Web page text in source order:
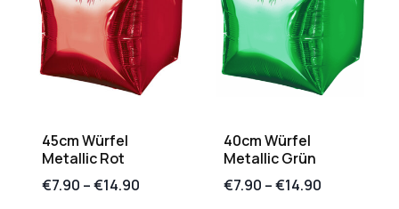
45cm Würfel
Metallic Rot
€7.90 –€14.90
40cm Würfel
Metallic Grün
€7.90 –€14.90